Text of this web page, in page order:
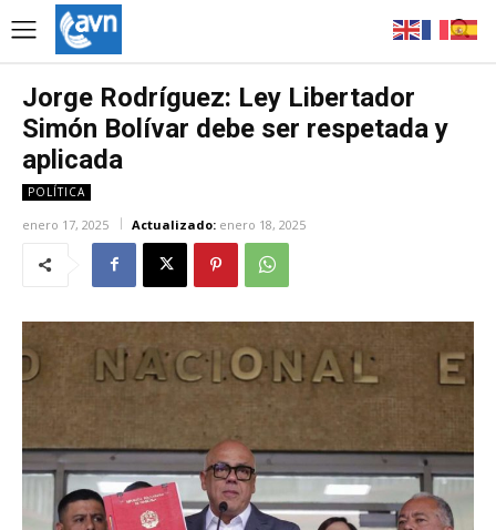
Jorge Rodríguez: Ley Libertador
Simón Bolívar debe ser respetada y
aplicada
POLÍTICA
enero 17, 2025 Actualizado: enero 18, 2025